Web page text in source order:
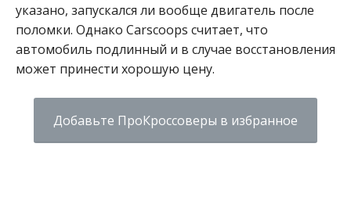
указано, запускался ли вообще двигатель после
поломки. Однако Carscoops считает, что
автомобиль подлинный и в случае восстановления
может принести хорошую цену.
Добавьте ПроКроссоверы в избранное